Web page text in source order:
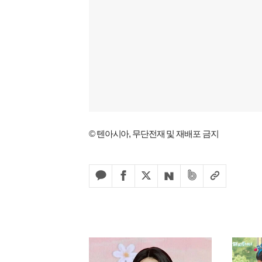
© 텐아시아, 무단전재 및 재배포 금지